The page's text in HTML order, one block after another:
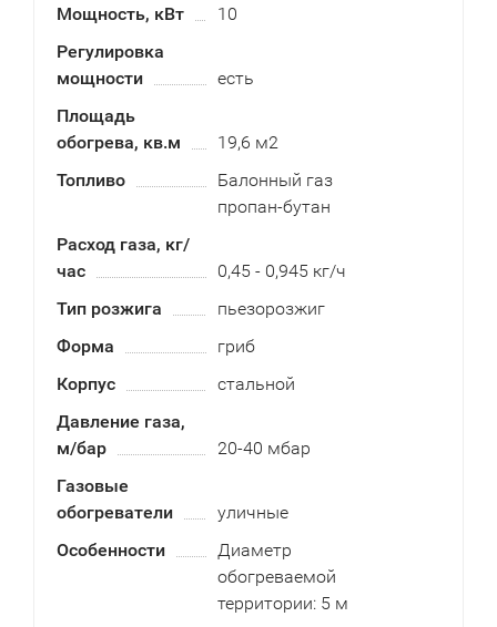
Мощность, кВт
10
Регулировка
мощности
есть
Площадь
обогрева, кв.м
19,6 м2
Топливо
Балонный газ
пропан-бутан
Расход газа, кг/
час
0,45 - 0,945 кг/ч
Тип розжига
пьезорозжиг
Форма
гриб
Корпус
стальной
Давление газа,
м/бар
20-40 мбар
Газовые
обогреватели
уличные
Особенности
Диаметр
обогреваемой
территории: 5 м